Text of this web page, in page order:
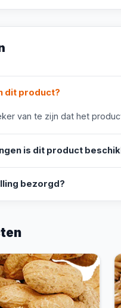
dit product?
van te zijn dat het
is dit product
bezorgd?